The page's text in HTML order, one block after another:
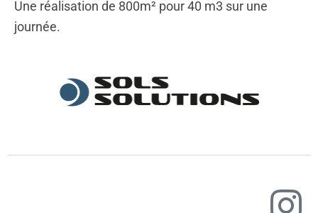
Une réalisation de 800m² pour 40 m3 sur une
journée.